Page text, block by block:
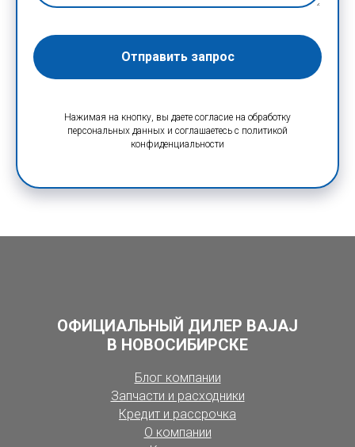
Отправить запрос
Нажимая на кнопку, вы даете согласие на обработку
персональных данных и соглашаетесь c политикой
конфиденциальности
ОФИЦИАЛЬНЫЙ ДИЛЕР BAJAJ
В НОВОСИБИРСКЕ
Блог компании
Запчасти и расходники
Кредит и рассрочка
О компании